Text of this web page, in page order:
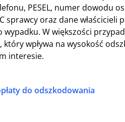
PESEL, numer dowodu
sprawcy oraz dane
wypadku. W większości
wpływa na wysokość
interesie.
do odszkodowania